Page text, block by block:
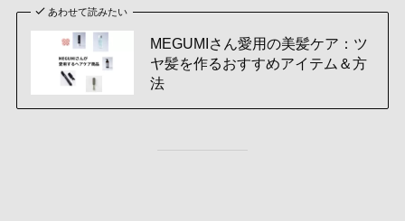
あわせて読みたい
MEGUMIさん愛用の美髪ケア：ツ
ヤ髪を作るおすすめアイテム＆方
法